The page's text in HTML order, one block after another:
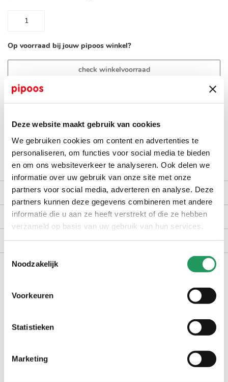
Deze website maakt gebruik van cookies
We gebruiken cookies om content en advertenties te
personaliseren, om functies voor social media te bieden
en om ons websiteverkeer te analyseren. Ook delen we
informatie over uw gebruik van onze site met onze
partners voor social media, adverteren en analyse. Deze
partners kunnen deze gegevens combineren met andere
informatie die u aan ze heeft verstrekt of die ze hebben
verzameld op basis van uw gebruik van hun services.
Toestemmingsselectie
Noodzakelijk
Voorkeuren
Statistieken
Marketing
Op voorraad bij jouw pipoos winkel?
check winkelvoorraad
op werkdagen voor 16:30 uur besteld, dezelfde dag verzonden
achteraf betalen met Billink
100 dagen gratis retour in NL en BE
productomschrijving
kenmerken
bezorgen en retourneren
gebruik #pipooscreatives of tag @pipooshobby en inspireer